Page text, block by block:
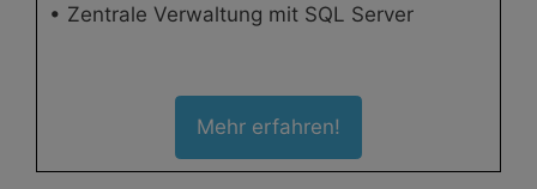
• Zentrale Verwaltung mit SQL Server
Mehr erfahren!